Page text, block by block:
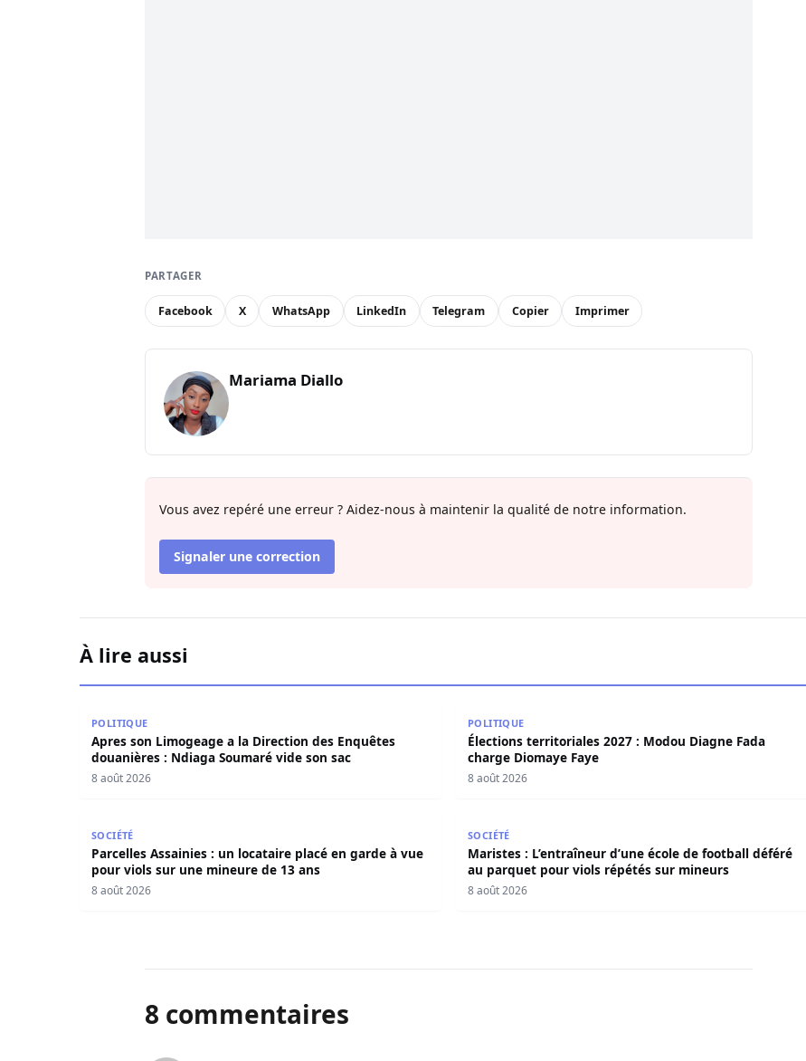
PARTAGER
Facebook X WhatsApp LinkedIn Telegram Copier Imprimer
Mariama Diallo
Vous avez repéré une erreur ? Aidez-nous à maintenir la qualité de notre information.
Signaler une correction
À lire aussi
POLITIQUE
Apres son Limogeage a la Direction des Enquêtes
douanières : Ndiaga Soumaré vide son sac
8 août 2026
POLITIQUE
Élections territoriales 2027 : Modou Diagne Fada
charge Diomaye Faye
8 août 2026
SOCIÉTÉ
Parcelles Assainies : un locataire placé en garde à vue
pour viols sur une mineure de 13 ans
8 août 2026
SOCIÉTÉ
Maristes : L’entraîneur d’une école de football déféré
au parquet pour viols répétés sur mineurs
8 août 2026
8 commentaires